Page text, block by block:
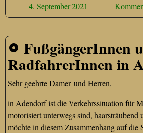
4. September 2021
FußgängerInnen
RadfahrerInnen in
Sehr geehrte Damen und Herren,
in Adendorf ist die Verkehrssituation für
motorisiert unterwegs sind, haarsträubend
möchte in diesem Zusammenhang auf die